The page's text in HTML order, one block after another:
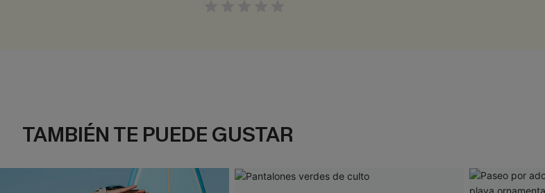
TAMBIÉN TE PUEDE GUSTAR